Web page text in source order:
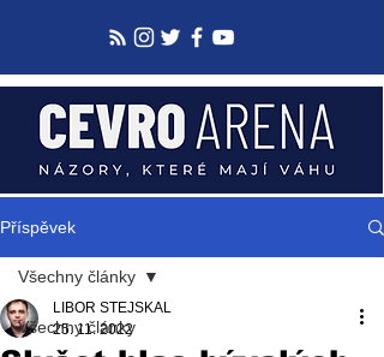
Příspěvek
Všechny články
Všechny články
LIBOR STEJSKAL
25. 11. 2022